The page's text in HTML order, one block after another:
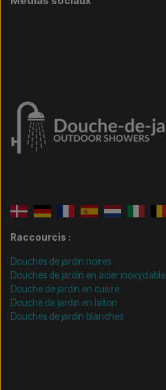
Raccourcis :
Douches de jardin noires
Douches de jardin en acier inoxydable
Douche de jardin en cuivre
Douche de jardin en laiton
Douches de jardin blanches